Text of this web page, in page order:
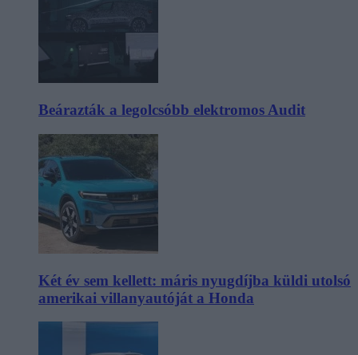
Beárazták a legolcsóbb elektromos Audit
Két év sem kellett: máris nyugdíjba küldi utolsó
amerikai villanyautóját a Honda